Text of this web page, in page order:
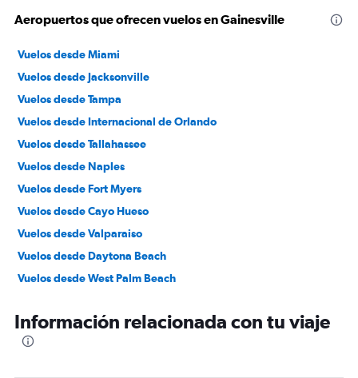
Aeropuertos que ofrecen vuelos en Gainesville
Vuelos desde Miami
Vuelos desde Jacksonville
Vuelos desde Tampa
Vuelos desde Internacional de Orlando
Vuelos desde Tallahassee
Vuelos desde Naples
Vuelos desde Fort Myers
Vuelos desde Cayo Hueso
Vuelos desde Valparaiso
Vuelos desde Daytona Beach
Vuelos desde West Palm Beach
Vuelos desde Panama City
Vuelos desde Fort Lauderdale
Información relacionada con tu viaje